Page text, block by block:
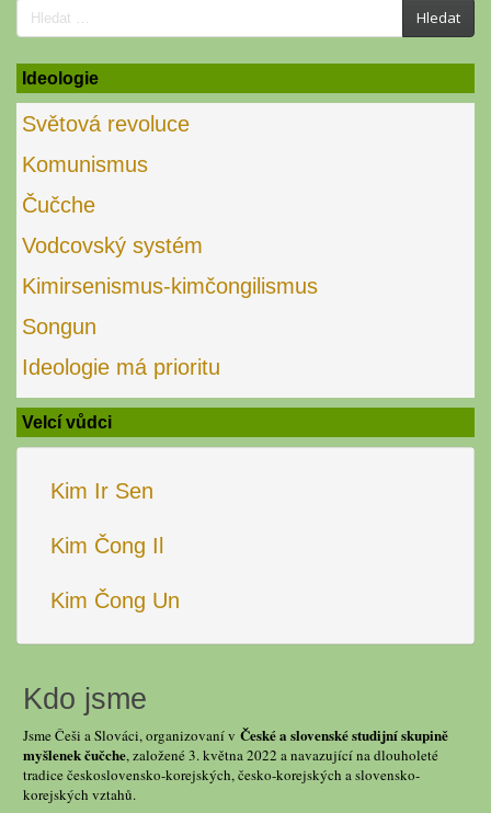
Search
for:
Hledat
Ideologie
Světová revoluce
Komunismus
Čučche
Vodcovský systém
Kimirsenismus-kimčongilismus
Songun
Ideologie má prioritu
Velcí vůdci
Kim Ir Sen
Kim Čong Il
Kim Čong Un
Kdo jsme
Jsme Češi a Slováci, organizovaní v České a slovenské studijní skupině
myšlenek čučche, založené 3. května 2022 a navazující na dlouholeté
tradice československo-korejských, česko-korejských a slovensko-
korejských vztahů.